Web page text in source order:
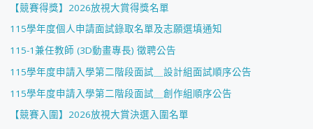
【競賽得獎】2026放視大賞得獎名單
115學年度個人申請面試錄取名單及志願選填通知
115-1兼任教師 (3D動畫專長) 徵聘公告
115學年度申請入學第二階段面試＿設計組面試順序公告
115學年度申請入學第二階段面試＿創作組順序公告
【競賽入圍】2026放視大賞決選入圍名單